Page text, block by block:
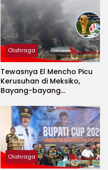
Olahraga
Tewasnya El Mencho Picu
Kerusuhan di Meksiko,
Bayang-bayang
2026 Menguat
Olahraga